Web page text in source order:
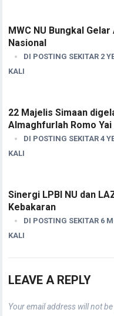
MWC NU Bungkal
Nasional
DI POSTING SEKITAR 2
KALI
22 Majelis Simaan
Almaghfurlah Romo
DI POSTING SEKITAR 4
KALI
Sinergi LPBI NU dan
Kebakaran
DI POSTING SEKITAR 6
KALI
LEAVE A REPLY
Your email address will not be